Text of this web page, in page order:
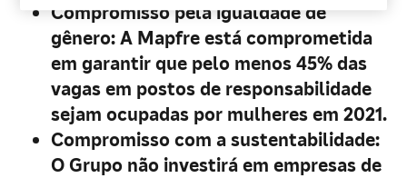
Compromisso pela igualdade de
gênero: A Mapfre está comprometida
em garantir que pelo menos 45% das
vagas em postos de responsabilidade
sejam ocupadas por mulheres em 2021.
Compromisso com a sustentabilidade:
O Grupo não investirá em empresas de